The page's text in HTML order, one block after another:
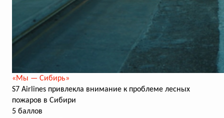
«Мы — Сибирь»
S7 Airlines привлекла внимание к проблеме лесных
пожаров в Сибири
5 баллов